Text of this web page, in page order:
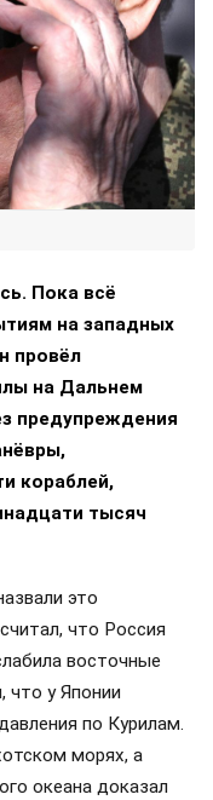
Пока всё
на западных
провёл
на Дальнем
предупреждения
кораблей,
тысяч
это
что Россия
восточные
что у Японии
по Курилам.
морях, а
океана доказал